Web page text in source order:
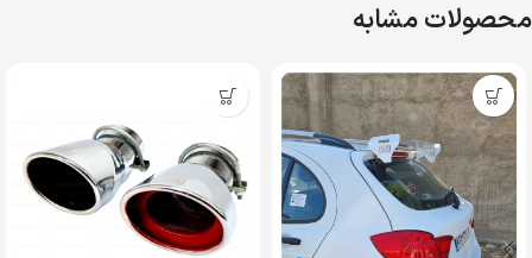
محصولات مشابه